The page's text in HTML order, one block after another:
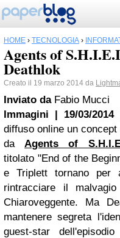
HOME › TECNOLOGIA ›
Agents of
Deathlok
Creato il 19 marzo 2014 da
Inviato da Fabio Mucci
Immagini | 19/03/2014
diffuso online un
daAgents of
titolato "End of the
e Triplett tornano per
rintracciare il
Chiaroveggente. Ma
mantenere segreta
guest-star